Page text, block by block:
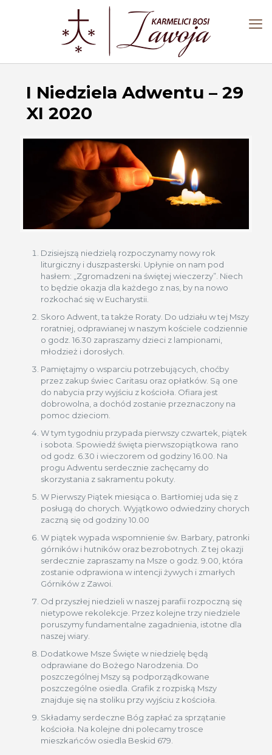
I Niedziela Adwentu – 29
XI 2020
Dzisiejszą niedzielą rozpoczynamy nowy rok
liturgiczny i duszpasterski. Upłynie on nam pod
hasłem: „Zgromadzeni na świętej wieczerzy”. Niech
to będzie okazja dla każdego z nas, by na nowo
rozkochać się w Eucharystii.
Skoro Adwent, ta także Roraty. Do udziału w tej Mszy
roratniej, odprawianej w naszym kościele codziennie
o godz. 16.30 zapraszamy dzieci z lampionami,
młodzież i dorosłych.
Pamiętajmy o wsparciu potrzebujących, choćby
przez zakup świec Caritasu oraz opłatków. Są one
do nabycia przy wyjściu z kościoła. Ofiara jest
dobrowolna, a dochód zostanie przeznaczony na
pomoc dzieciom.
W tym tygodniu przypada pierwszy czwartek, piątek
i sobota. Spowiedź święta pierwszopiątkowa rano
od godz. 6.30 i wieczorem od godziny 16.00. Na
progu Adwentu serdecznie zachęcamy do
skorzystania z sakramentu pokuty.
W Pierwszy Piątek miesiąca o. Bartłomiej uda się z
posługą do chorych. Wyjątkowo odwiedziny chorych
zaczną się od godziny 10.00
W piątek wypada wspomnienie św. Barbary, patronki
górników i hutników oraz bezrobotnych. Z tej okazji
serdecznie zapraszamy na Msze o godz. 9.00, która
zostanie odprawiona w intencji żywych i zmarłych
Górników z Zawoi.
Od przyszłej niedzieli w naszej parafii rozpoczną się
nietypowe rekolekcje. Przez kolejne trzy niedziele
poruszymy fundamentalne zagadnienia, istotne dla
naszej wiary.
Dodatkowe Msze Święte w niedzielę będą
odprawiane do Bożego Narodzenia. Do
poszczególnej Mszy są podporządkowane
poszczególne osiedla. Grafik z rozpiską Mszy
znajduje się na stoliku przy wyjściu z kościoła.
Składamy serdeczne Bóg zapłać za sprzątanie
kościoła. Na kolejne dni polecamy trosce
mieszkańców osiedla Beskid 679.